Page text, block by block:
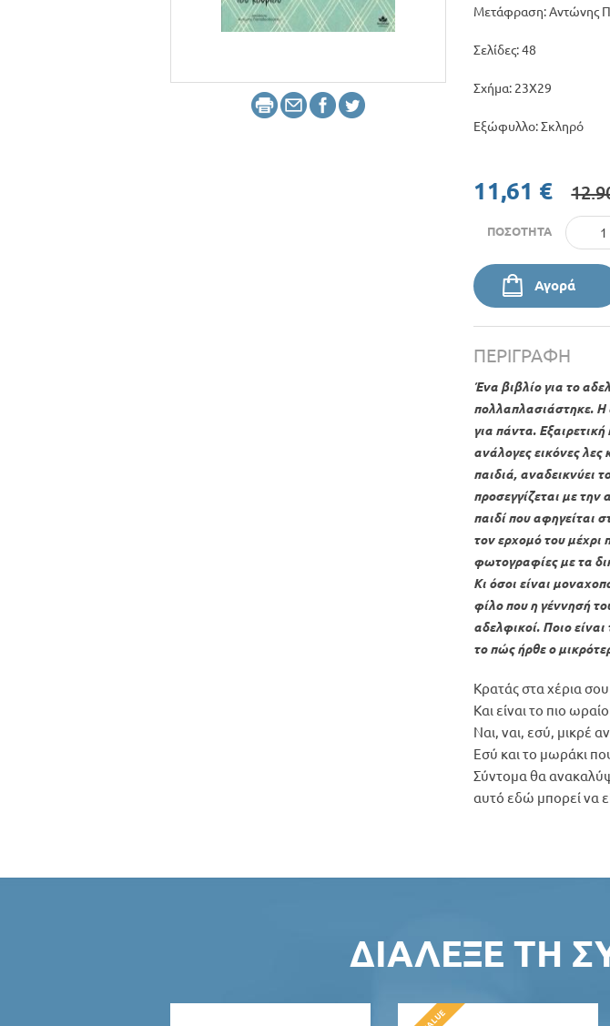
Μετάφραση: Αντώνης
Σελίδες: 48
Σχήμα: 23X29
Εξώφυλλο: Σκληρό
11,61 €
ΠΟΣΌΤΗΤΑ
Αγορά
ΠΕΡΙΓΡΑΦΉ
Ένα βιβλίο για το
πολλαπλασιάστηκε. Η
για πάντα.
ανάλογες εικόνες λες
παιδιά, αναδεικνύει
προσεγγίζεται με την
παιδί που αφηγείται
τον ερχομό του μέχρι
φωτογραφίες με τα
Κι όσοι είναι
φίλο που η γέννησή
αδελφικοί. Ποιο
το πώς ήρθε ο
Κρατάς στα χέρια
Και είναι το πιο
Ναι, ναι, εσύ, μικρέ
Εσύ και το μωράκι
Σύντομα θα
αυτό εδώ μπορεί να
ΔΙΆΛΕΞΕ ΤΗ